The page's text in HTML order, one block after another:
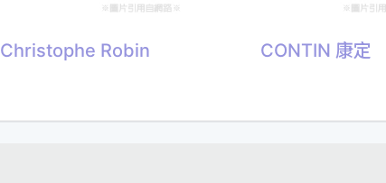
Christophe Robin CONTIN 康定